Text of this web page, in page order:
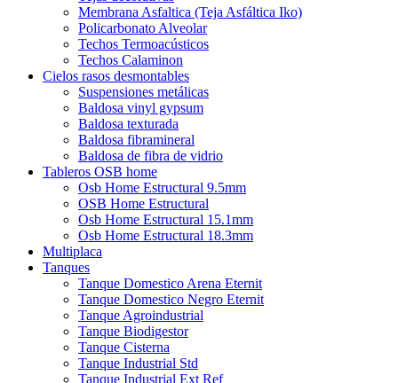
Membrana Asfaltica (Teja Asfáltica Iko)
Policarbonato Alveolar
Techos Termoacústicos
Techos Calaminon
Cielos rasos desmontables
Suspensiones metálicas
Baldosa vinyl gypsum
Baldosa texturada
Baldosa fibramineral
Baldosa de fibra de vidrio
Tableros OSB home
Osb Home Estructural 9.5mm
OSB Home Estructural
Osb Home Estructural 15.1mm
Osb Home Estructural 18.3mm
Multiplaca
Tanques
Tanque Domestico Arena Eternit
Tanque Domestico Negro Eternit
Tanque Agroindustrial
Tanque Biodigestor
Tanque Cisterna
Tanque Industrial Std
Tanque Industrial Ext Ref